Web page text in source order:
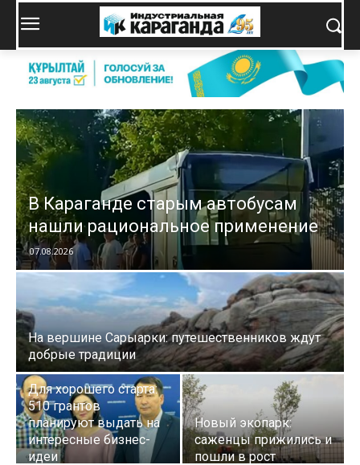
В Караганде старым автобусам
нашли рациональное применение
07.08.2026
На вершине Сарыарки: путешественников ждут
добрые традиции
Для хорошего старта:
510 грантов
планируют выдать на
интересные бизнес-
идеи
Новый экопарк:
саженцы прижились и
пошли в рост